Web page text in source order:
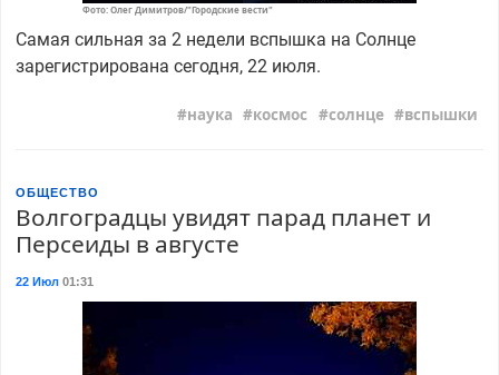
Фото: Олег Димитров/"Городские вести"
Самая сильная за 2 недели вспышка на Солнце
зарегистрирована сегодня, 22 июля.
наука космос солнце вспышки
ОБЩЕСТВО
Волгоградцы увидят парад планет и
Персеиды в августе
22 Июл01:31